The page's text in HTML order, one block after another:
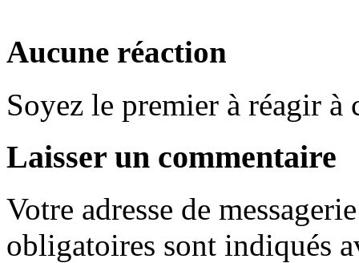
Aucune réaction
Soyez le premier à réagir à
Laisser un commentaire
Votre adresse de
obligatoires sont indiqués